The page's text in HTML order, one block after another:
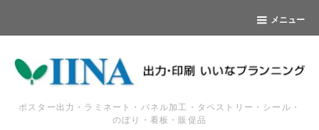
メニュー
ポスター出力・ラミネート・パネル加工・タペストリー・シール・
のぼり・看板・販促品